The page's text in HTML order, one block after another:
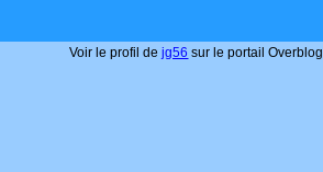
Voir le profil dejg56 sur le portail Overblog